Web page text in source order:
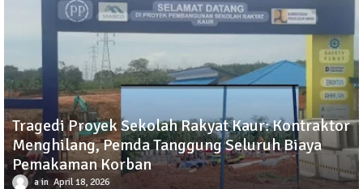
Tragedi Proyek Sekolah Rakyat Kaur: Kontraktor
Menghilang, Pemda Tanggung Seluruh Biaya
Pemakaman Korban
a April 18, 2026